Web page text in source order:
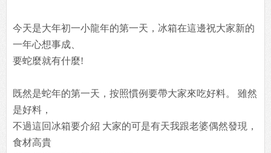
今天是大年初一小龍年的第一天，冰箱在這邊祝大家新的
一年心想事成、
要蛇麼就有什麼!
既然是蛇年的第一天，按照慣例要帶大家來吃好料。 雖然
是好料，
不過這回冰箱要介紹 大家的可是有天我跟老婆偶然發現，
食材高貴